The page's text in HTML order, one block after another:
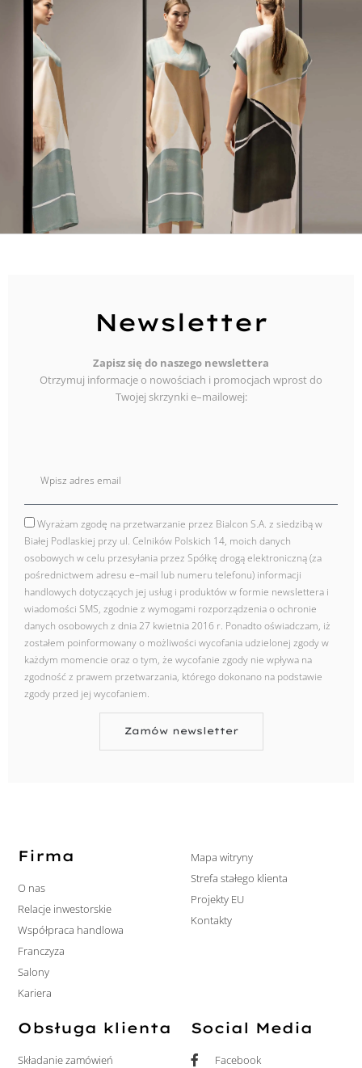
Newsletter
Zapisz się do naszego newslettera
Otrzymuj informacje o nowościach i promocjach wprost do
Twojej skrzynki e–mailowej:
zgodaWyrażam zgodę na przetwarzanie przez Bialcon S.A. z siedzibą w
Białej Podlaskiej przy ul. Celników Polskich 14, moich danych
osobowych w celu przesyłania przez Spółkę drogą elektroniczną (za
pośrednictwem adresu e–mail lub numeru telefonu) informacji
handlowych dotyczących jej usług i produktów w formie newslettera i
wiadomości SMS, zgodnie z wymogami rozporządzenia o ochronie
danych osobowych z dnia 27 kwietnia 2016 r. Ponadto oświadczam, iż
zostałem poinformowany o możliwości wycofania udzielonej zgody w
każdym momencie oraz o tym, że wycofanie zgody nie wpływa na
zgodność z prawem przetwarzania, którego dokonano na podstawie
zgody przed jej wycofaniem.
Zamów newsletter
Firma
O nas
Relacje inwestorskie
Współpraca handlowa
Franczyza
Salony
Kariera
Mapa witryny
Strefa stałego klienta
Projekty EU
Kontakty
Obsługa klienta
Składanie zamówień
Social Media
Facebook